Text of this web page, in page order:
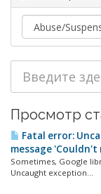
Просмотр
Fatal error:
message
Sometimes, Google
Uncaught exception...